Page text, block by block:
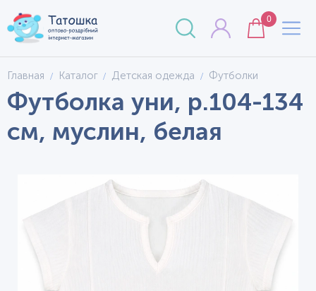
0
Главная Каталог Детская одежда Футболки
Футболка уни, р.104-134
см, муслин, белая